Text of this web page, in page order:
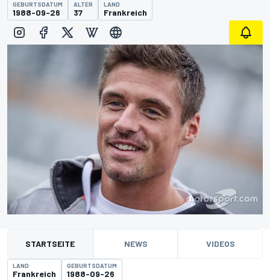
GEBURTSDATUM
1988-09-26
ALTER
37
LAND
Frankreich
STARTSEITE NEWS VIDEOS
LAND
Frankreich
GEBURTSDATUM
1988-09-26